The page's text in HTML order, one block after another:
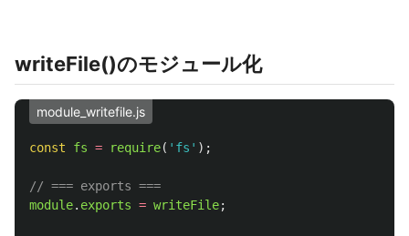
writeFile()のモジュール化
module_writefile.js
const fs = require( ' fs ' );
// === exports ===
module. exports = writeFile;